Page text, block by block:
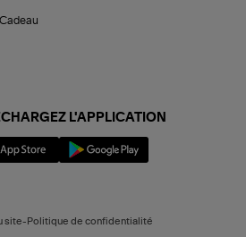
L'APPLICATION
site-Politique de confidentialité